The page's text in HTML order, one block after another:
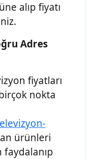
alıp fiyatı
Adres
fiyatları
nokta
ürünleri
faydalanıp